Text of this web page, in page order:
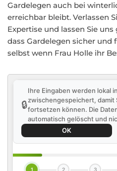
Gardelegen auch bei
erreichbar bleibt. Verlassen
Expertise und lassen Sie
dass Gardelegen sicher und
selbst wenn Frau Holle ihr
🔒
Ihre Eingaben werden lokal
zwischengespeichert, damit
fortsetzen können. Die
automatisch gelöscht und
OK
1 2 3